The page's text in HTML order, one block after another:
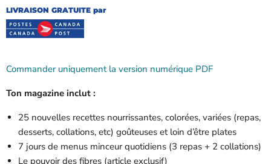
LIVRAISON GRATUITE par
Commander uniquement la version numérique PDF
Ton magazine inclut :
25 nouvelles recettes nourrissantes, colorées, variées (repas,
desserts, collations, etc) goûteuses et loin d’être plates
7 jours de menus minceur quotidiens (3 repas + 2 collations)
Le pouvoir des fibres (article exclusif)